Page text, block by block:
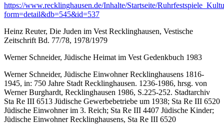
https://www.recklinghausen.de/Inhalte/Startseite/
form=detail&db=545&id=537
Heinz Reuter, Die Juden im Vest Recklinghausen, Vestische
Zeitschrift Bd. 77/78, 1978/1979
Werner Schneider, Jüdische Heimat im Vest Gedenkbuch 1983
Werner Schneider, Jüdische Einwohner Recklinghausens 1816-
1945, in: 750 Jahre Stadt Recklinghausen. 1236-1986, hrsg. von
Werner Burghardt, Recklinghausen 1986, S.225-252. Stadtarchiv
Sta Re III 6513 Jüdische Gewerbebetriebe um 1938; Sta Re III 6520
Jüdische Einwohner im 3. Reich; Sta Re III 4407 Jüdische Kinder;
Jüdische Einwohner Recklinghausens, Sta Re III 6520